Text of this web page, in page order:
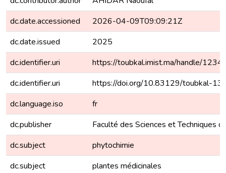
dc.date.accessioned
2026-04-09T09:09:21Z
dc.date.issued
2025
dc.identifier.uri
https://toubkal.imist.ma/handle/
dc.identifier.uri
https://doi.org/10.83129/toubkal-
dc.language.iso
fr
dc.publisher
Faculté des Sciences et Techniques
dc.subject
phytochimie
dc.subject
plantes médicinales